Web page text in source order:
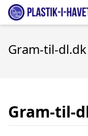
Gram-til-dl.dk
Gram-til-